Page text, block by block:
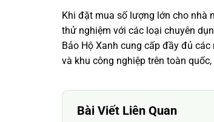
Khi đặt mua số lượng lớn cho nhà
thử nghiệm với các loại chuyên
Bảo Hộ Xanh cung cấp đầy đủ
và khu công nghiệp trên toàn
Bài Viết Liên Quan